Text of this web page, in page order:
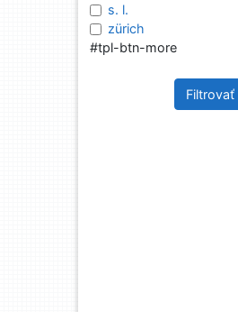
s. l.
zürich
#tpl-btn-more
Filtrovať